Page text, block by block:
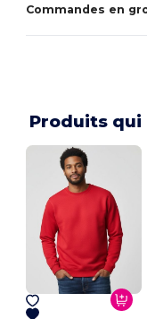
Commandes en
Produits